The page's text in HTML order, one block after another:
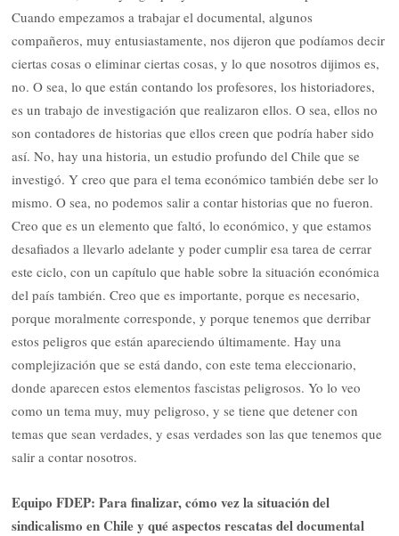
Cuando empezamos a trabajar el documental, algunos
compañeros, muy entusiastamente, nos dijeron que podíamos decir
ciertas cosas o eliminar ciertas cosas, y lo que nosotros dijimos es,
no. O sea, lo que están contando los profesores, los historiadores,
es un trabajo de investigación que realizaron ellos. O sea, ellos no
son contadores de historias que ellos creen que podría haber sido
así. No, hay una historia, un estudio profundo del Chile que se
investigó. Y creo que para el tema económico también debe ser lo
mismo. O sea, no podemos salir a contar historias que no fueron.
Creo que es un elemento que faltó, lo económico, y que estamos
desafiados a llevarlo adelante y poder cumplir esa tarea de cerrar
este ciclo, con un capítulo que hable sobre la situación económica
del país también. Creo que es importante, porque es necesario,
porque moralmente corresponde, y porque tenemos que derribar
estos peligros que están apareciendo últimamente. Hay una
complejización que se está dando, con este tema eleccionario,
donde aparecen estos elementos fascistas peligrosos. Yo lo veo
como un tema muy, muy peligroso, y se tiene que detener con
temas que sean verdades, y esas verdades son las que tenemos que
salir a contar nosotros.
Equipo FDEP: Para finalizar, cómo vez la situación del
sindicalismo en Chile y qué aspectos rescatas del documental